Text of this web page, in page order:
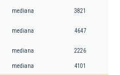
mediana 3821
mediana 4647
mediana 2226
mediana 4101